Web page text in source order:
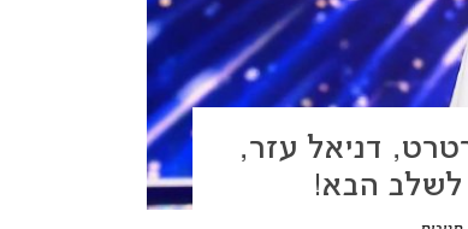
דניאל עזר,
לשלב הבא!